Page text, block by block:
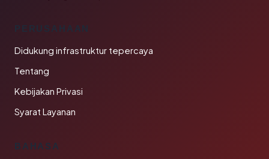
PERUSAHAAN
Didukung infrastruktur tepercaya
Tentang
Kebijakan Privasi
Syarat Layanan
BAHASA